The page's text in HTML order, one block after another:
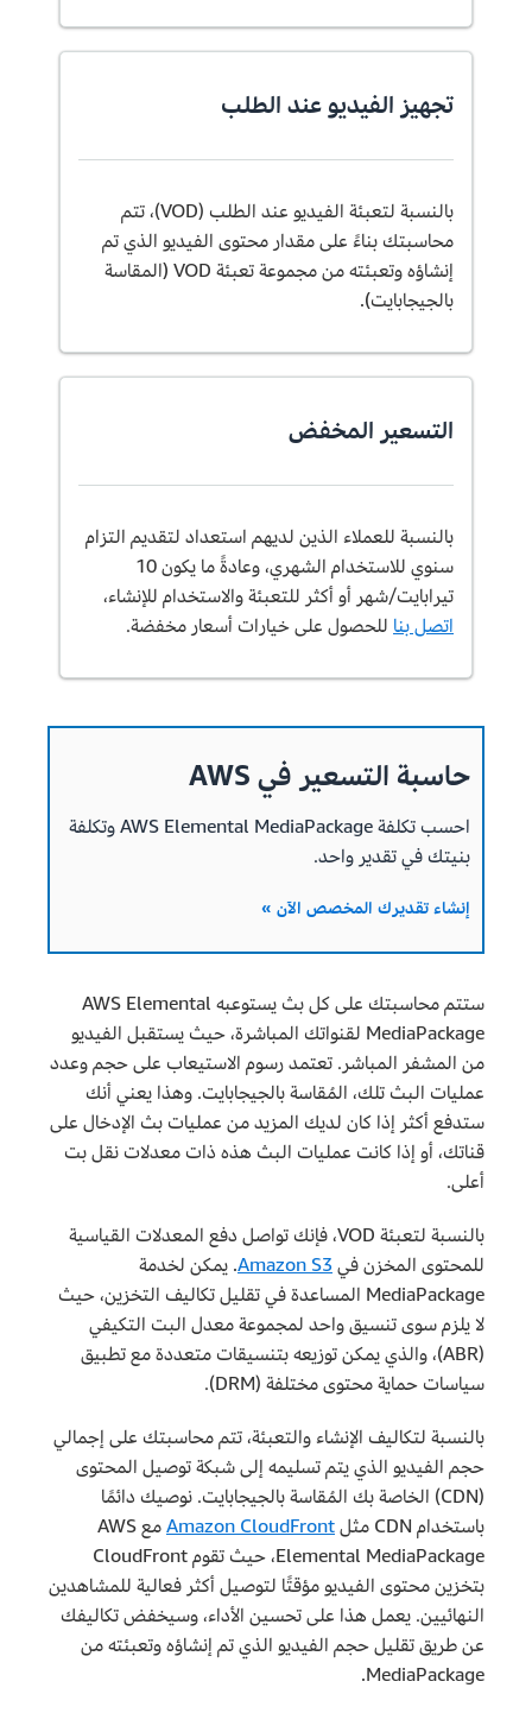
تجهيز الفيديو عند الطلب
بالنسبة لتعبئة الفيديو عند الطلب (VOD)، تتم
محاسبتك بناءً على مقدار محتوى الفيديو الذي تم
إنشاؤه وتعبئته من مجموعة تعبئة VOD (المقاسة
بالجيجابايت).
التسعير المخفض
بالنسبة للعملاء الذين لديهم استعداد لتقديم التزام
سنوي للاستخدام الشهري، وعادةً ما يكون 10
تيرابايت/شهر أو أكثر للتعبئة والاستخدام للإنشاء،
اتصل بنا للحصول على خيارات أسعار مخفضة.
حاسبة التسعير في AWS
احسب تكلفة AWS Elemental MediaPackage وتكلفة
بنيتك في تقدير واحد.
إنشاء تقديرك المخصص الآن »
ستتم محاسبتك على كل بث يستوعبه AWS Elemental
MediaPackage لقنواتك المباشرة، حيث يستقبل الفيديو
من المشفر المباشر. تعتمد رسوم الاستيعاب على حجم وعدد
عمليات البث تلك، المُقاسة بالجيجابايت. وهذا يعني أنك
ستدفع أكثر إذا كان لديك المزيد من عمليات بث الإدخال على
قناتك، أو إذا كانت عمليات البث هذه ذات معدلات نقل بت
أعلى.
بالنسبة لتعبئة VOD، فإنك تواصل دفع المعدلات القياسية
للمحتوى المخزن فيAmazon S3. يمكن لخدمة
MediaPackage المساعدة في تقليل تكاليف التخزين، حيث
لا يلزم سوى تنسيق واحد لمجموعة معدل البت التكيفي
(ABR)، والذي يمكن توزيعه بتنسيقات متعددة مع تطبيق
سياسات حماية محتوى مختلفة (DRM).
بالنسبة لتكاليف الإنشاء والتعبئة، تتم محاسبتك على إجمالي
حجم الفيديو الذي يتم تسليمه إلى شبكة توصيل المحتوى
(CDN) الخاصة بك المُقاسة بالجيجابايت. نوصيك دائمًا
باستخدام CDN مثل
Amazon CloudFront
مع AWS
Elemental MediaPackage، حيث تقوم CloudFront
بتخزين محتوى الفيديو مؤقتًا لتوصيل أكثر فعالية للمشاهدين
النهائيين. يعمل هذا على تحسين الأداء، وسيخفض تكاليفك
عن طريق تقليل حجم الفيديو الذي تم إنشاؤه وتعبئته من
MediaPackage.